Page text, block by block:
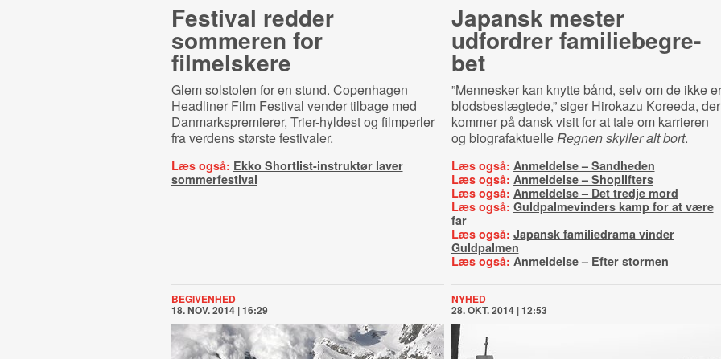
Festival redder
sommeren for
filmelskere
Glem solstolen for en stund. Copenhagen
Headliner Film Festival vender tilbage med
Danmarkspremierer, Trier-hyldest og filmperler
fra verdens største festivaler.
Læs også: Ekko Shortlist-instruktør laver
sommerfestival
Japansk mester
udfordrer fa­mi­lie­be­gre­
bet
”Mennesker kan knytte bånd, selv om de ikke er
blodsbeslægtede,” siger Hirokazu Koreeda, der
kommer på dansk visit for at tale om karrieren
og biografaktuelleRegnen skyller alt bort.
Læs også: Anmeldelse – Sandheden
Læs også: Anmeldelse – Shoplifters
Læs også: Anmeldelse – Det tredje mord
Læs også: Guldpalmevinders kamp for at være
far
Læs også: Japansk familiedrama vinder
Guldpalmen
Læs også: Anmeldelse – Efter stormen
BEGIVENHED
18. NOV. 2014 | 16:29
NYHED
28. OKT. 2014 | 12:53